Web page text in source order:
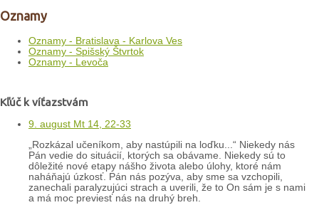
Oznamy
Oznamy - Bratislava - Karlova Ves
Oznamy - Spišský Štvrtok
Oznamy - Levoča
Kľúč k víťazstvám
9. august Mt 14, 22-33
„Rozkázal učeníkom, aby nastúpili na loďku...“ Niekedy nás
Pán vedie do situácií, ktorých sa obávame. Niekedy sú to
dôležité nové etapy nášho života alebo úlohy, ktoré nám
naháňajú úzkosť. Pán nás pozýva, aby sme sa vzchopili,
zanechali paralyzujúci strach a uverili, že to On sám je s nami
a má moc previesť nás na druhý breh.